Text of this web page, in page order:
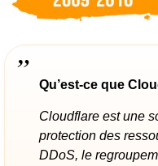
Qu’est-ce que
Cloudflare est une
protection des
DDoS, le